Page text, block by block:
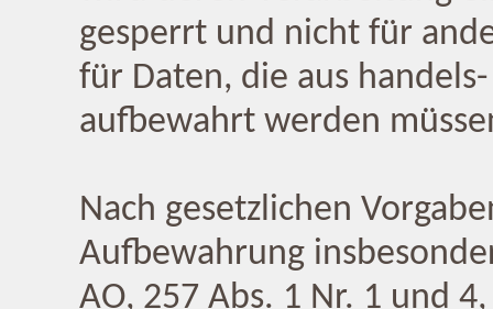
gesperrt und nicht für
für Daten, die aus
aufbewahrt werden
Nach gesetzlichen
Aufbewahrung
AO, 257 Abs. 1 Nr. 1 und